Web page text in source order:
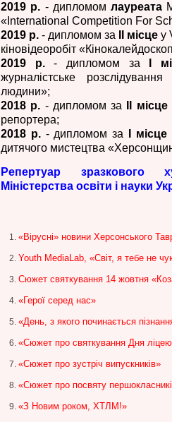
2019 р. - дипломом лауреата
«International Competition For
2019 р. - дипломом за ІІ місце у
кіновідеоробіт
2019 р.- дипломом за І
журналістське
людини»;
2018 р. - дипломом за ІІ місце
репортера;
2018 р.- дипломом за І місце
дитячого мистецтва
Репертуар зразкового
Міністерства освіти і науки
«Вірусні» новини Херсонського
Youth MediaLab, «Світ, я тебе не
Сюжет святкування 14 жовтня
«Герої серед нас»
«День, з якого починається
«Сюжет про святкування Дня
«Сюжет про зустріч випускників»
«Сюжет про посвяту
«З Новим роком, ХТЛМ!»